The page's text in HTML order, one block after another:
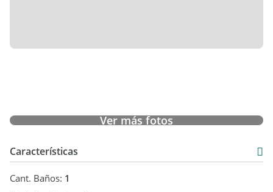
Ver más fotos
Características
Cant. Baños: 1